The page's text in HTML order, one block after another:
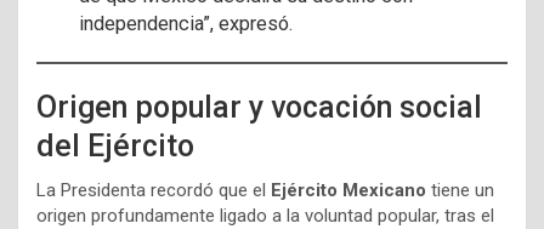
independencia”, expresó.
Origen popular y vocación social
del Ejército
La Presidenta recordó que el Ejército Mexicano tiene un
origen profundamente ligado a la voluntad popular, tras el